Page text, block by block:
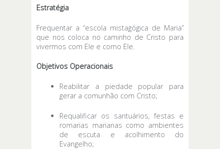
Estratégia
Frequentar a “escola mistagógica de Maria”
que nos coloca no caminho de Cristo para
vivermos com Ele e como Ele.
Objetivos Operacionais
Reabilitar a piedade popular para
gerar a comunhão com Cristo;
Requalificar os santuários, festas e
romarias marianas como ambientes
de escuta e acolhimento do
Evangelho;